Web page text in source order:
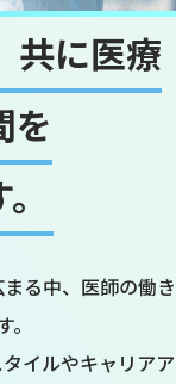
とを願っていま
共に医療
を
る中、医師の働き
イルやキャリアア